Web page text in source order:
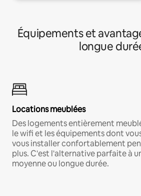
Équipements et
longue
Locations meublées
Des logements entièrement
le wifi et les équipements dont
vous installer confortablement
plus. C'est l'alternative parfaite à
moyenne ou longue durée.